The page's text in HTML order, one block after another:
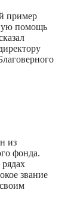
пример
помощь
из
фонда.
звание